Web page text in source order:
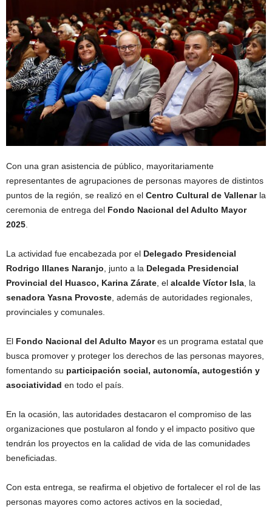
Con una gran asistencia de público, mayoritariamente
representantes de agrupaciones de personas mayores de distintos
puntos de la región, se realizó en el Centro Cultural de Vallenarla
ceremonia de entrega del Fondo Nacional del Adulto Mayor
2025.
La actividad fue encabezada por el Delegado Presidencial
Rodrigo Illanes Naranjo, junto a la Delegada Presidencial
Provincial del Huasco, Karina Zárate, el alcalde Víctor Isla, la
senadora Yasna Provoste, además de autoridades regionales,
provinciales y comunales.
El Fondo Nacional del Adulto Mayores un programa estatal que
busca promover y proteger los derechos de las personas mayores,
fomentando su participación social, autonomía, autogestión y
asociatividad en todo el país.
En la ocasión, las autoridades destacaron el compromiso de las
organizaciones que postularon al fondo y el impacto positivo que
tendrán los proyectos en la calidad de vida de las comunidades
beneficiadas.
Con esta entrega, se reafirma el objetivo de fortalecer el rol de las
personas mayores como actores activos en la sociedad,